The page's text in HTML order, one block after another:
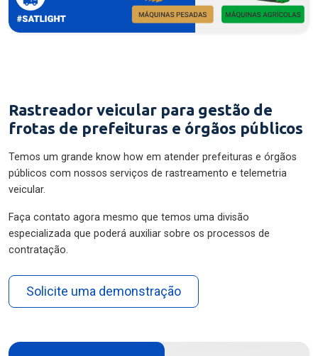
Rastreador veicular para gestão de
frotas de prefeituras e órgãos públicos
Temos um grande know how em atender prefeituras e órgãos
públicos com nossos serviços de rastreamento e telemetria
veicular.
Faça contato agora mesmo que temos uma divisão
especializada que poderá auxiliar sobre os processos de
contratação.
Solicite uma demonstração